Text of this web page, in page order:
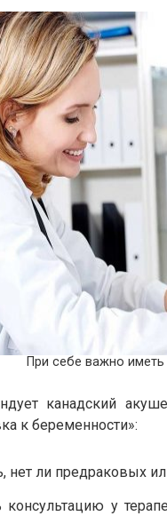
При себе важно
канадский
к беременности»:
нет ли предраковых
консультацию у